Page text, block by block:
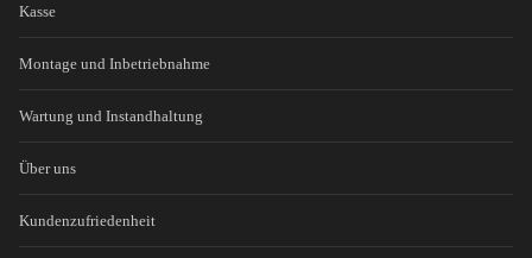
Kasse
Montage und Inbetriebnahme
Wartung und Instandhaltung
Über uns
Kundenzufriedenheit